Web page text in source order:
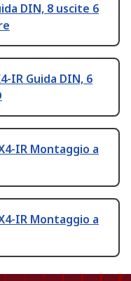
DIN, 8 uscite 6
IR Guida DIN, 6
IR Montaggio a
IR Montaggio a